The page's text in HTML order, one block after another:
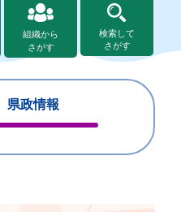
組織から
さがす
検索して
さがす
県政情報